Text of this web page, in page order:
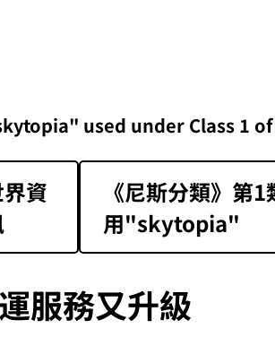
used under Class 1
資
《尼斯分類》第1
用"skytopia"
服務又升級